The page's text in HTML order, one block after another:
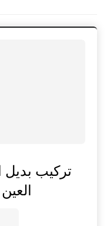
تركيب
العين |0547149297